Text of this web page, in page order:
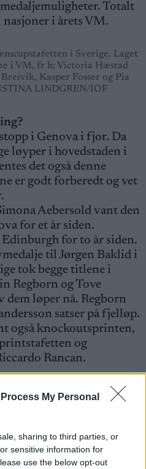
My Personal
sharing to third parties, or
sensitive information for
use the below opt-out
Totalt
i årets VM.
i Sverige. Laget
i VM, fr h: Victoria Hæstad
Kasper Fosser og Pia
LINDGREN/IOF
i Genova i fjor. Da
løyper i hovedstaden i
det også denne
er godt forberedt og vet
Aebersold vant den
for et år siden.
for to år siden.
til Jørgen Baklid i
tok begge titlene i
Regborn og Tove
dem løper nå. Regborn
satser på fjelløp.
også knockoutsprinten,
og
Rancan.
på
og mål, sier Kasper Fosser om
KRISTINA LINDGREN/IOF